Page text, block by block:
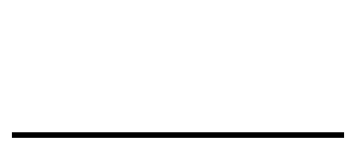
Niña) โดยองค์การบริหารมหาสมุทรและชั้นบรรยากาศแห่ง